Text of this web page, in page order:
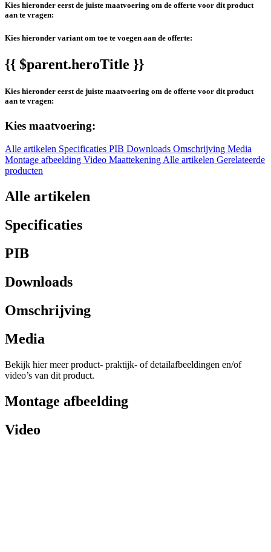
Kies hieronder eerst de juiste maatvoering om de offerte voor dit product
aan te vragen:
Kies hieronder variant om toe te voegen aan de offerte:
{{ $parent.heroTitle }}
Kies hieronder eerst de juiste maatvoering om de offerte voor dit product
aan te vragen:
Kies maatvoering:
Alle artikelen Specificaties PIB Downloads Omschrijving Media
Montage afbeelding Video MaattekeningAlle artikelen Gerelateerde
producten
Alle artikelen
Specificaties
PIB
Downloads
Omschrijving
Media
Bekijk hier meer product- praktijk- of detailafbeeldingen en/of
video’s van dit product.
Montage afbeelding
Video